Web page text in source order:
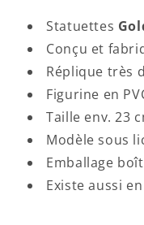
Statuettes
Conçu et
Réplique très
Figurine en
Taille env. 23
Modèle sous
Emballage
Existe aussi